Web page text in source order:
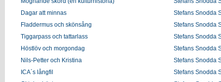
Dagar att minnas
Fladdermus och skönsång
Tiggarpass och tattarlass
Höstlöv och morgondag
Nils-Petter och Kristina
ICA´s långfil
Stefans Snodda
Stefans Snodda
Stefans Snodda
Stefans Snodda
Stefans Snodda
Stefans Snodda